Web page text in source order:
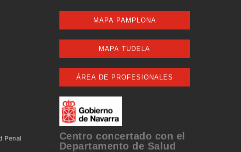
Penal
MAPA PAMPLONA
MAPA TUDELA
ÁREA DE PROFESIONALES
Centro concertado con el
Departamento de Salud